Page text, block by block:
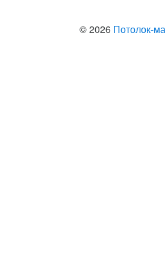
© 2026 Потолок-